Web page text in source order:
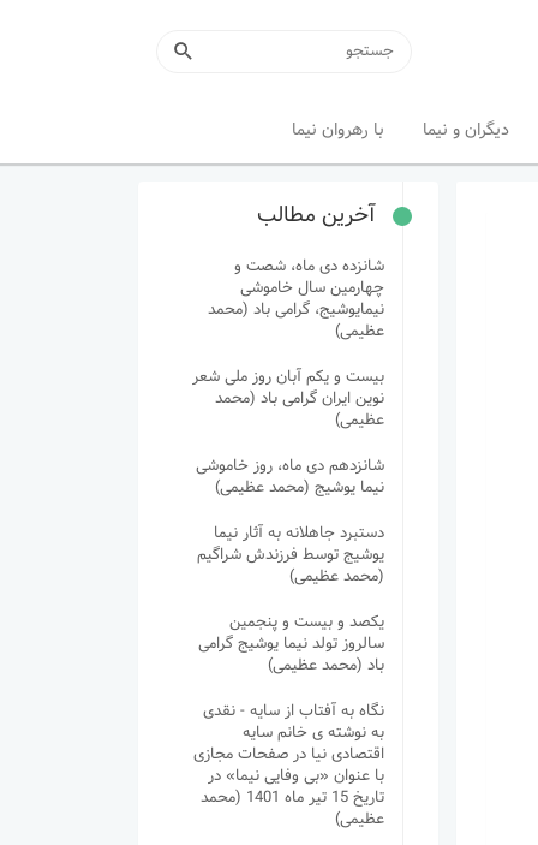
دیگران و نیما با رهروان نیما
آخرین مطالب
شانزده دی ماه، شصت و
چهارمین سال خاموشی
نیمایوشیج، گرامی باد (محمد
عظیمی)
بیست و یکم آبان روز ملی شعر
نوین ایران گرامی باد (محمد
عظیمی)
شانزدهم دی ماه، روز خاموشی
نیما یوشیج (محمد عظیمی)
دستبرد جاهلانه به آثار نیما
یوشیج توسط فرزندش شراگیم
(محمد عظیمی)
یکصد و بیست و پنجمین
سالروز تولد نیما یوشیج گرامی
باد (محمد عظیمی)
نگاه به آفتاب از سایه - نقدی
به نوشته ی خانم سایه
اقتصادی نیا در صفحات مجازی
با عنوان «بی وفایی نیما» در
تاریخ 15 تیر ماه 1401 (محمد
عظیمی)